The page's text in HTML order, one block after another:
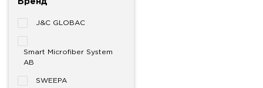
Бренд
J&C GLOBAC
Smart Microfiber System
AB
SWEEPA